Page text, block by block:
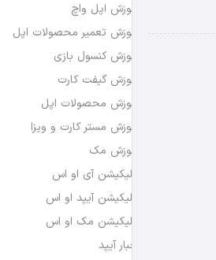
آموزش اپل واچ
آموزش تعمیر محصولات اپل
آموزش کنسول بازی
آموزش گیفت کارت
آموزش محصولات اپل
آموزش مستر کارت و ویزا
آموزش مک
اپلیکیشن آی او اس
اپلیکیشن آیپد او اس
اپلیکیشن مک او اس
اخبار آیپد